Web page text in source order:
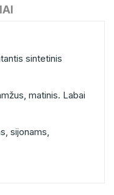
sintetinis
matinis. Labai
sijonams,